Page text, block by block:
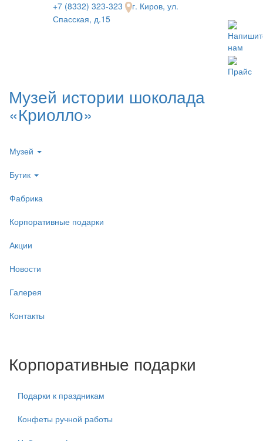
+7 (8332) 323-323
г. Киров, ул.
Спасская, д.15
нам
Прайс
Музей истории шоколада
«Криолло»
Музей
Бутик
Фабрика
Корпоративные подарки
Акции
Новости
Галерея
Контакты
Корпоративные подарки
Подарки к праздникам
Конфеты ручной работы